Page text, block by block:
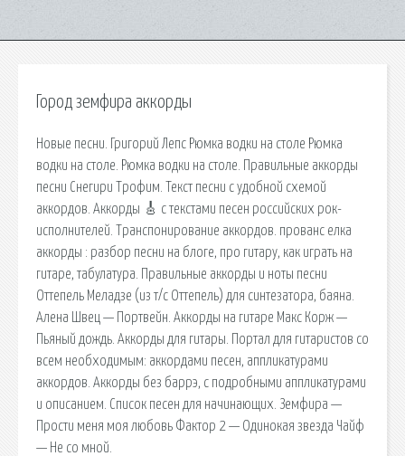
Город земфира аккорды
Новые песни. Григорий Лепс Рюмка водки на столе Рюмка
водки на столе. Рюмка водки на столе. Правильные аккорды
песни Снегири Трофим. Текст песни с удобной схемой
аккордов. Аккорды 🎸 с текстами песен российских рок-
исполнителей. Транспонирование аккордов. прованс елка
аккорды : разбор песни на блоге, про гитару, как играть на
гитаре, табулатура. Правильные аккорды и ноты песни
Оттепель Меладзе (из т/с Оттепель) для синтезатора, баяна.
Алена Швец — Портвейн. Аккорды на гитаре Макс Корж —
Пьяный дождь. Аккорды для гитары. Портал для гитаристов со
всем необходимым: аккордами песен, аппликатурами
аккордов. Аккорды без баррэ, с подробными аппликатурами
и описанием. Список песен для начинающих. Земфира —
Прости меня моя любовь Фактор 2 — Одинокая звезда Чайф
— Не со мной.